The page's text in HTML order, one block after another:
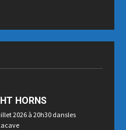
HORNS
2026 à 20h30 dansles